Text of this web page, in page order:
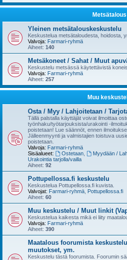
Metsätalous
Yleinen metsätalouskeskustelu
Keskustelua metsätaloudesta, hoidosta,
Valvoja: Farmari-ryhmä
Aiheet: 140
Metsäkoneet / Sahat / Muut
Keskustelu metsässä käytettävistä
Valvoja: Farmari-ryhmä
Aiheet: 257
Muu
Osta / Myy / Lahjoitetaan /
Tällä palstalla käyttäjät voivat ilmoittaa
työnhaku/työtarjouksista/urakointi -
poistetaan! Lue säännöt, ennen
Jälleenmyynti ja valmistajien toistuva
poistetaan.
Valvoja: Farmari-ryhmä
Sisäalueet:
Ostetaan, Myydään /
Urakointia tarjolla/vailla
Aiheet: 92
Pottupellossa.fi keskustelu
Keskustelua Pottupellossa.fi kuvista.
Valvojat: Farmari-ryhmä Pottupellossa.fi
Aiheet: 60
Muu keskustelu / Muut linkit
Keskustelua kaikesta mikä ei liity
Valvoja: Farmari-ryhmä
Aiheet: 390
Maatalous foorumista
muutokset, ym.
Keskustelu tästä foorumista. Foorumin